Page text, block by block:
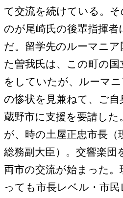
て交流を続けている。
のが尾崎氏の後輩指揮者
だ。留学先のルーマニア
た曽我氏は、この町の
をしていたが、ルーマ
の惨状を見兼ねて、ご
蔵野市に支援を要請し
が、時の土屋正忠市長（
総務副大臣）。交響楽団
両市の交流が始まった
っても市長レベル・市